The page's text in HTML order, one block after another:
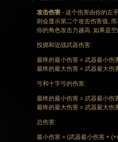
攻击伤害- 这个伤害由你的左
则会显示第二个攻击伤害值,
你的角色攻击力越高. 如果是
投掷和近战武器伤害:
最终的最小伤害 = 武器最小伤
最终的最大伤害 = 武器最大伤
弓和十字弓的伤害:
最终的最小伤害 = 武器最小伤
最终的最大伤害 = 武器最大伤
总伤害:
最小伤害 = (武器最小伤害 +